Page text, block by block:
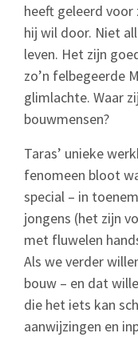
heeft geleerd
hij wil door. Niet
leven. Het zijn
zo’n felbegeerde
glimlachte. Waar
bouwmensen?
Taras’ unieke
fenomeen bloot
special – in
jongens (het zijn
met fluwelen
Als we verder
bouw – en dat
die het iets kan
aanwijzingen en